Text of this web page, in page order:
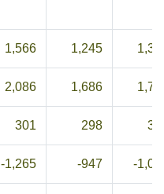
1,566 1,245
2,086 1,686
301 298
-1,265 -947 -